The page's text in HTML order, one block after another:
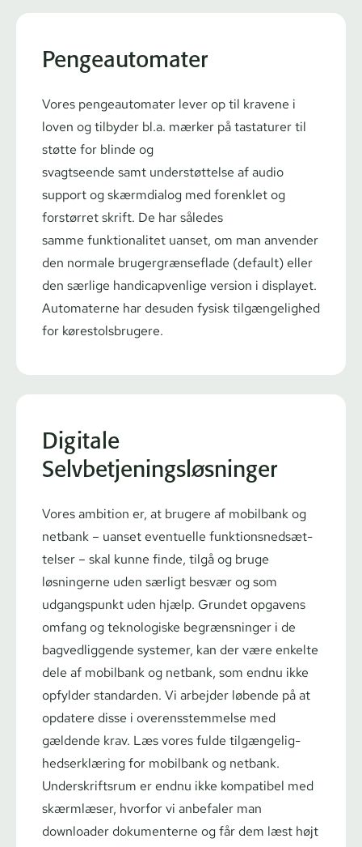
Pengeautomater
Vores pengeautomater lever op til kravene i
loven og tilbyder bl.a. mærker på tastaturer til
støtte for blinde og
svagtseende samt understøttelse af audio
support og skærmdialog med forenklet og
forstørret skrift. De har således
samme funktionalitet uanset, om man anvender
den normale bru­ger­græn­se­fla­de (default) eller
den særlige han­di­cap­ven­li­ge version i displayet.
Automaterne har desuden fysisk tilgængelighed
for kø­re­stols­bru­ge­re.
Digitale
Selvbetjeningsløsninger
Vores ambition er, at brugere af mobilbank og
netbank – uanset eventuelle funk­tions­ned­sæt­
tel­ser – skal kunne finde, tilgå og bruge
løsningerne uden særligt besvær og som
udgangspunkt uden hjælp. Grundet opgavens
omfang og teknologiske begrænsninger i de
bagvedliggende systemer, kan der være enkelte
dele af mobilbank og netbank, som endnu ikke
opfylder standarden. Vi arbejder løbende på at
opdatere disse i over­ens­stem­mel­se med
gældende krav. Læs vores fulde til­gæn­ge­lig­
hed­ser­klæ­ring for mobilbank og netbank.
Un­der­skrifts­rum er endnu ikke kompatibel med
skærmlæser, hvorfor vi anbefaler man
downloader dokumenterne og får dem læst højt